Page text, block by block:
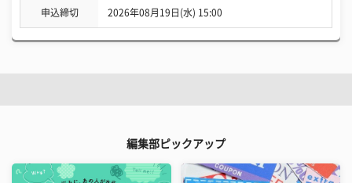
申込締切 2026年08月19日(水) 15:00
編集部ピックアップ